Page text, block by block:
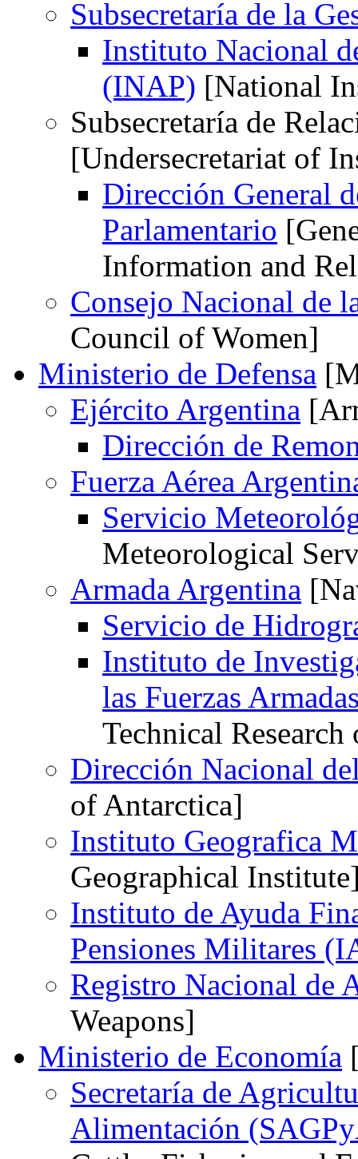
Subsecretaría de la
Instituto Nacional
(INAP) [National
Subsecretaría de
[Undersecretariat of
Dirección General
Parlamentario
Information and
Consejo Nacional de
Council of Women]
Ministerio de Defensa
Ejército Argentina
Dirección de
Fuerza Aérea
Servicio
Meteorological
Armada Argentina
Servicio de
Instituto de
las Fuerzas
Technical
Dirección Nacional
of Antarctica]
Instituto Geografica
Geographical
Instituto de Ayuda
Pensiones Militares
Registro Nacional de
Weapons]
Ministerio de Economía
Secretaría de
Alimentación